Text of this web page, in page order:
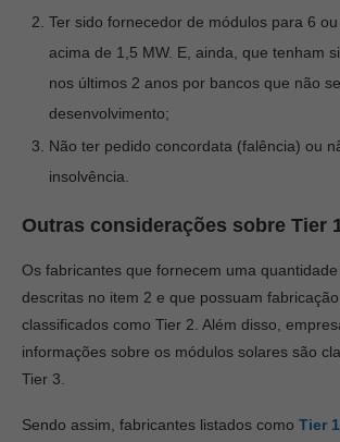
Ter sido fornecedor de módulos para 6
acima de 1,5 MW. E, ainda, que tenham
nos últimos 2 anos por bancos que não
desenvolvimento;
Não ter pedido concordata (falência) ou
insolvência.
Outras considerações sobre Tier
Os fabricantes que fornecem uma
descritas no item 2 e que possuam
classificados como Tier 2. Além disso,
informações sobre os módulos solares são
Tier 3.
Sendo assim, fabricantes listados como Tier 1